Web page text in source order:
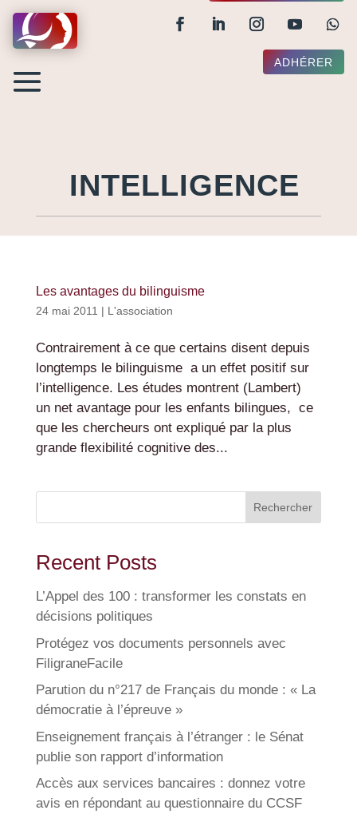
ADHÉRER
INTELLIGENCE
Les avantages du bilinguisme
24 mai 2011 | L'association
Contrairement à ce que certains disent depuis
longtemps le bilinguisme a un effet positif sur
l’intelligence. Les études montrent (Lambert)
un net avantage pour les enfants bilingues, ce
que les chercheurs ont expliqué par la plus
grande flexibilité cognitive des...
Rechercher
Recent Posts
L’Appel des 100 : transformer les constats en
décisions politiques
Protégez vos documents personnels avec
FiligraneFacile
Parution du n°217 de Français du monde : « La
démocratie à l’épreuve »
Enseignement français à l’étranger : le Sénat
publie son rapport d’information
Accès aux services bancaires : donnez votre
avis en répondant au questionnaire du CCSF